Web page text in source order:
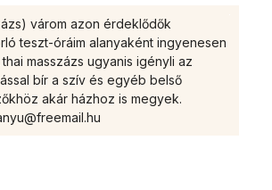
várom azon érdeklődők
teszt-óráim alanyaként ingyenesen
masszázs ugyanis igényli az
bír a szív és egyéb belső
akár házhoz is megyek.